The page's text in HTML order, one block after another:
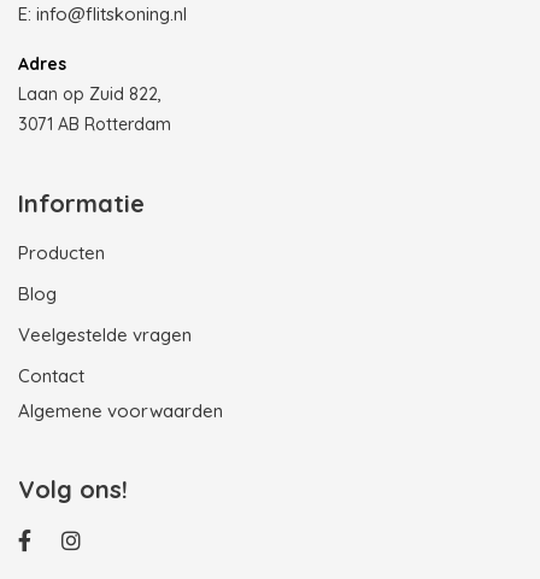
E: info@flitskoning.nl
Adres
Laan op Zuid 822,
3071 AB Rotterdam
Informatie
Producten
Blog
Veelgestelde vragen
Contact
Algemene voorwaarden
Volg ons!